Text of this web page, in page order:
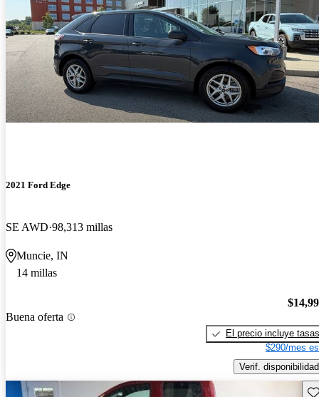
2021 Ford Edge
SE AWD 98,313 millas
Muncie, IN
14 millas
Buena oferta
El precio incluye tasas
$290/mes
Verif. disponibilidad